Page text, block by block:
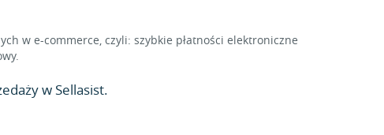
w e-commerce, czyli: szybkie płatności elektroniczne
w Sellasist.